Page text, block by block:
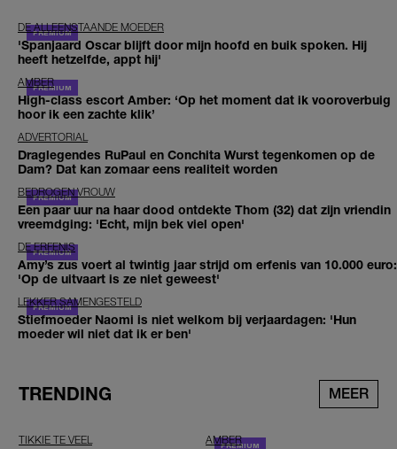
DE ALLEENSTAANDE MOEDER
'Spanjaard Oscar blijft door mijn hoofd en buik spoken. Hij
heeft hetzelfde, appt hij'
AMBER
High-class escort Amber: ‘Op het moment dat ik vooroverbuig
hoor ik een zachte klik’
ADVERTORIAL
Draglegendes RuPaul en Conchita Wurst tegenkomen op de
Dam? Dat kan zomaar eens realiteit worden
BEDROGEN VROUW
Een paar uur na haar dood ontdekte Thom (32) dat zijn vriendin
vreemdging: 'Echt, mijn bek viel open'
DE ERFENIS
Amy’s zus voert al twintig jaar strijd om erfenis van 10.000 euro:
'Op de uitvaart is ze niet geweest'
LEKKER SAMENGESTELD
Stiefmoeder Naomi is niet welkom bij verjaardagen: 'Hun
moeder wil niet dat ik er ben'
TRENDING MEER
TIKKIE TE VEEL AMBER